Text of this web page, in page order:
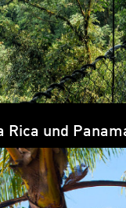
Rica und